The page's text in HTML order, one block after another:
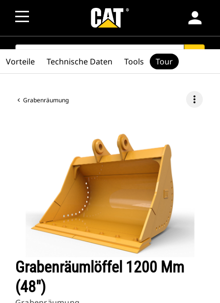
person
SEARCH
Grabenräumung more_vert
Grabenräumlöffel 1200 Mm
(48")
Vorteile Technische Daten Tools Tour